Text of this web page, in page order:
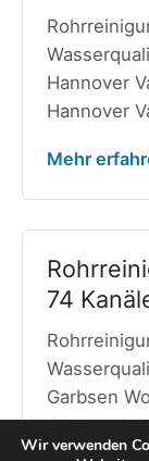
Hannover
Hannover
Mehr
74
Garbsen
Garbsen
Wir verwenden